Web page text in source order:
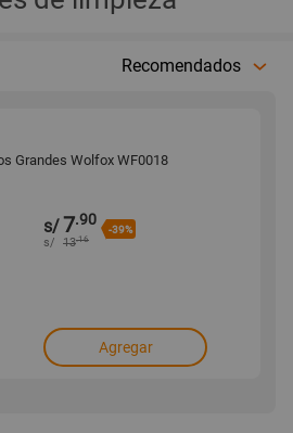
Recomendados
Grandes Wolfox WF0018
s/7.90
-39%
s/ 13.16
Agregar